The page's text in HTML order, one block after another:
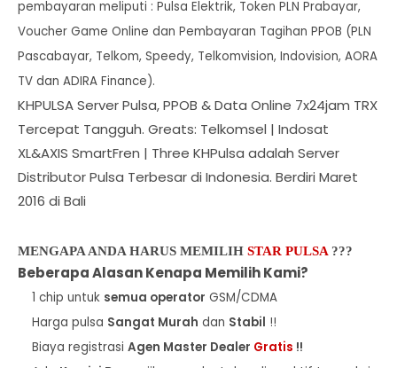
pembayaran meliputi : Pulsa Elektrik, Token PLN Prabayar,
Voucher Game Online dan Pembayaran Tagihan PPOB (PLN
Pascabayar, Telkom, Speedy, Telkomvision, Indovision, AORA
TV dan ADIRA Finance).
KHPULSA Server Pulsa, PPOB & Data Online 7x24jam TRX
Tercepat Tangguh. Greats: Telkomsel | Indosat
XL&AXIS SmartFren | Three KHPulsa adalah Server
Distributor Pulsa Terbesar di Indonesia. Berdiri Maret
2016 di Bali
MENGAPA ANDA HARUS MEMILIH STAR PULSA ???
Beberapa Alasan Kenapa Memilih Kami?
1 chip untuk semua operator GSM/CDMA
Harga pulsa Sangat Murah dan Stabil !!
Biaya registrasi Agen Master Dealer Gratis !!